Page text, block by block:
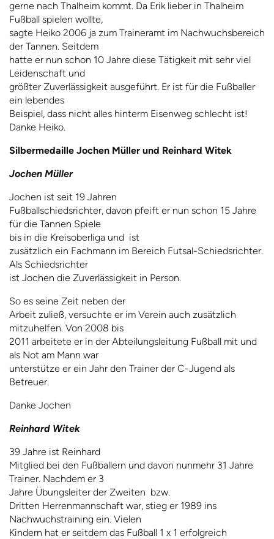
gerne nach Thalheim kommt. Da Erik lieber in Thalheim
Fußball spielen wollte,
sagte Heiko 2006 ja zum Traineramt im Nachwuchsbereich
der Tannen. Seitdem
hatte er nun schon 10 Jahre diese Tätigkeit mit sehr viel
Leidenschaft und
größter Zuverlässigkeit ausgeführt. Er ist für die Fußballer
ein lebendes
Beispiel, dass nicht alles hinterm Eisenweg schlecht ist!
Danke Heiko.
Silbermedaille Jochen Müller und Reinhard Witek
Jochen Müller
Jochen ist seit 19 Jahren
Fußballschiedsrichter, davon pfeift er nun schon 15 Jahre
für die Tannen Spiele
bis in die Kreisoberliga und ist
zusätzlich ein Fachmann im Bereich Futsal-Schiedsrichter.
Als Schiedsrichter
ist Jochen die Zuverlässigkeit in Person.
So es seine Zeit neben der
Arbeit zuließ, versuchte er im Verein auch zusätzlich
mitzuhelfen. Von 2008 bis
2011 arbeitete er in der Abteilungsleitung Fußball mit und
als Not am Mann war
unterstütze er ein Jahr den Trainer der C-Jugend als
Betreuer.
Danke Jochen
Reinhard Witek
39 Jahre ist Reinhard
Mitglied bei den Fußballern und davon nunmehr 31 Jahre
Trainer. Nachdem er 3
Jahre Übungsleiter der Zweiten bzw.
Dritten Herrenmannschaft war, stieg er 1989 ins
Nachwuchstraining ein. Vielen
Kindern hat er seitdem das Fußball 1 x 1 erfolgreich